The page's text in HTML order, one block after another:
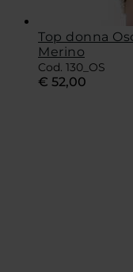
Top donna
Merino
Cod. 130_OS
€ 52,00